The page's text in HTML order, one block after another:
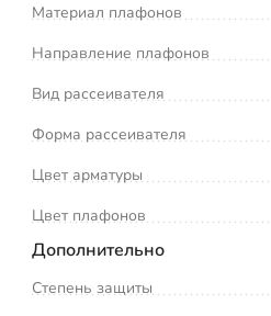
Материал плафонов
Направление плафонов
Вид рассеивателя
Форма рассеивателя
Цвет арматуры
Цвет плафонов
Дополнительно
Степень защиты